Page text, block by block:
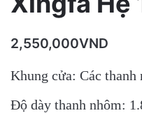
2,550,000VND
Khung cửa: Các
Độ dày thanh nhôm: